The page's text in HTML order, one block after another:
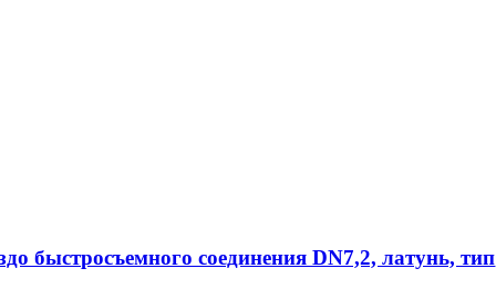
быстросъемного соединения DN7,2, латунь, тип